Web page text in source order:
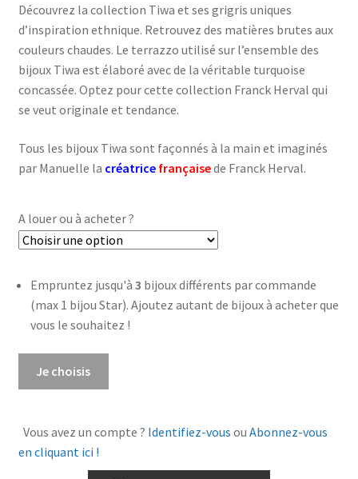
Découvrez la collection Tiwa et ses grigris uniques
d’inspiration ethnique. Retrouvez des matières brutes aux
couleurs chaudes. Le terrazzo utilisé sur l’ensemble des
bijoux Tiwa est élaboré avec de la véritable turquoise
concassée. Optez pour cette collection Franck Herval qui
se veut originale et tendance.
Tous les bijoux Tiwa sont façonnés à la main et imaginés
par Manuelle la créatrice françaisede Franck Herval.
A louer ou à acheter ?
Empruntez jusqu'à 3 bijoux différents par commande
(max 1 bijou Star). Ajoutez autant de bijoux à acheter que
vous le souhaitez !
Tiwa
Je choisis
Vous avez un compte ? Identifiez-vous ou Abonnez-vous
en cliquant ici !